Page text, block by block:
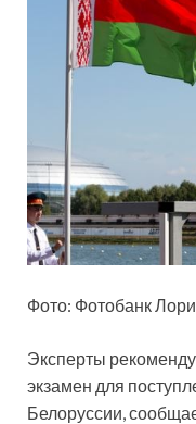
Фото: Фотобанк Лори
Эксперты
экзамен для
Белоруссии,